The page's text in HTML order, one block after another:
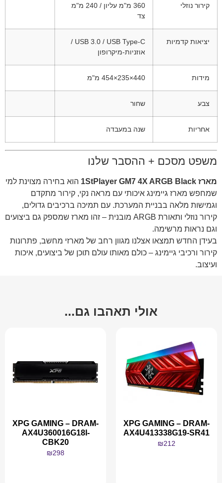
קירור נוזלי
360 מ"מ עליון / 240 מ"מ
צד
יציאות קדמיות
USB 3.0 / USB Type-C /
אוזניות-מיקרופון
מידות 440×235×454 מ"מ
צבע שחור
אחריות שנה במעבדה
משפט מסכם + ההסבר שלנו
מארז 1StPlayer GM7 4X ARGB Black
הוא בחירה מצוינת למי
שמחפש מארז גיימינג איכותי עם מראה נקי, קירור מתקדם
וגמישות מלאה בבניית המערכת. עם תמיכה ברכיבים גדולים,
קירור נוזלי ותאורת ARGB מובנית – זהו מארז שמספק גם ביצועים
וגם נראות מרשימה.
בעידן החדש תמצאו אצלנו מגוון רחב של מארזי מחשב, פתרונות
קירור ורכיבי גיימינג – כולם מאותו עולם תוכן של ביצועים, איכות
ועיצוב.
אולי תאהבו גם...
XPG GAMING – DRAM-
AX4U413338G19-SR41
₪212
XPG GAMING – DRAM-
AX4U360016G18I-
CBK20
₪298